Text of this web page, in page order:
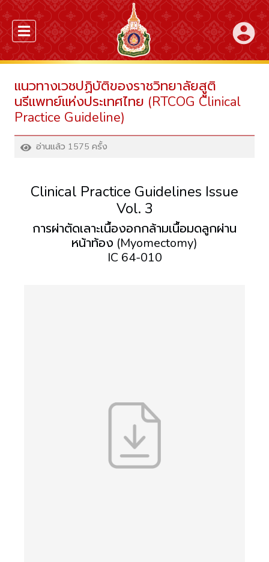
account_circle
แนวทางเวชปฏิบัติของราชวิทยาลัยสููติ
นรีแพทย์แห่งประเทศไทย (RTCOG Clinical
Practice Guideline)
อ่านแล้ว 1575 ครั้ง
Clinical Practice Guidelines Issue
Vol. 3
การผ่าตัดเลาะเนื้องอกกล้ามเนื้อมดลูกผ่าน
หน้าท้อง (Myomectomy)
IC 64-010